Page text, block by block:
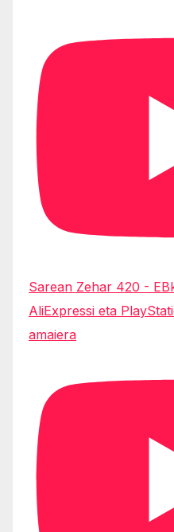
Sarean Zehar 420 -
AliExpressi eta
amaiera